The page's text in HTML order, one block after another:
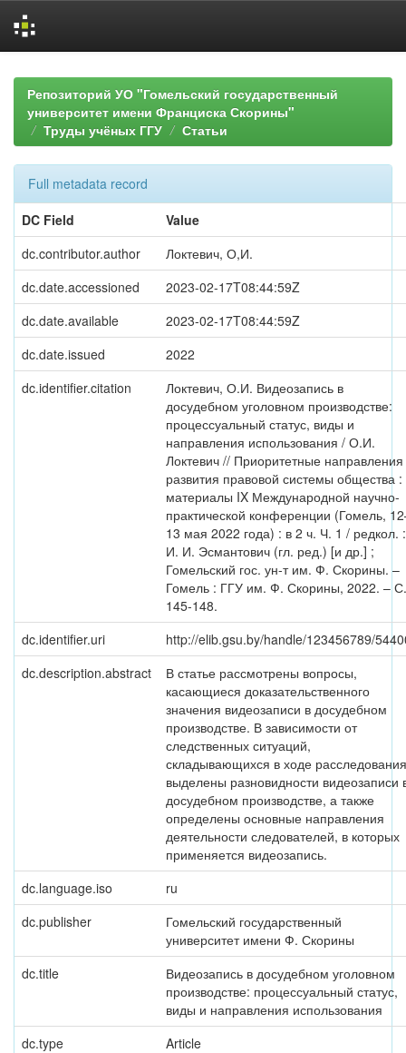
navigationРепозиторий УО "Гомельский государственный
университет имени Франциска Скорины"
Труды учёных ГГУ
Статьи
Full metadata record
DC Field
Value
dc.contributor.author
Локтевич, О,И.
dc.date.accessioned
2023-02-17T08:44:59Z
dc.date.available
2023-02-17T08:44:59Z
dc.date.issued
2022
dc.identifier.citation
Локтевич, О.И. Видеозапись в
досудебном уголовном производстве:
процессуальный статус, виды и
направления использования / О.И.
Локтевич // Приоритетные направления
развития правовой системы общества :
материалы IX Международной научно-
практической конференции (Гомель,
13 мая 2022 года) : в 2 ч. Ч. 1 / редкол. :
И. И. Эсмантович (гл. ред.) [и др.] ;
Гомельский гос. ун-т им. Ф. Скорины. –
Гомель : ГГУ им. Ф. Скорины, 2022. – С.
145-148.
dc.identifier.uri
http://elib.gsu.by/handle/123456789/
dc.description.abstract
В статье рассмотрены вопросы,
касающиеся доказательственного
значения видеозаписи в досудебном
производстве. В зависимости от
следственных ситуаций,
складывающихся в ходе
выделены разновидности видеозаписи
досудебном производстве, а также
определены основные направления
деятельности следователей, в которых
применяется видеозапись.
dc.language.iso
ru
dc.publisher
Гомельский государственный
университет имени Ф. Скорины
dc.title
Видеозапись в досудебном уголовном
производстве: процессуальный статус,
виды и направления использования
dc.type
Article